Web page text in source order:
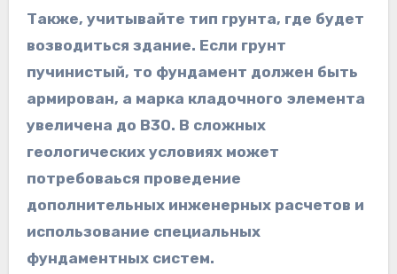
Также, учитывайте тип грунта, где будет
возводиться здание. Если грунт
пучинистый, то фундамент должен быть
армирован, а марка кладочного элемента
увеличена до B30. В сложных
геологических условиях может
потребоваься проведение
дополнительных инженерных расчетов и
использование специальных
фундаментных систем.